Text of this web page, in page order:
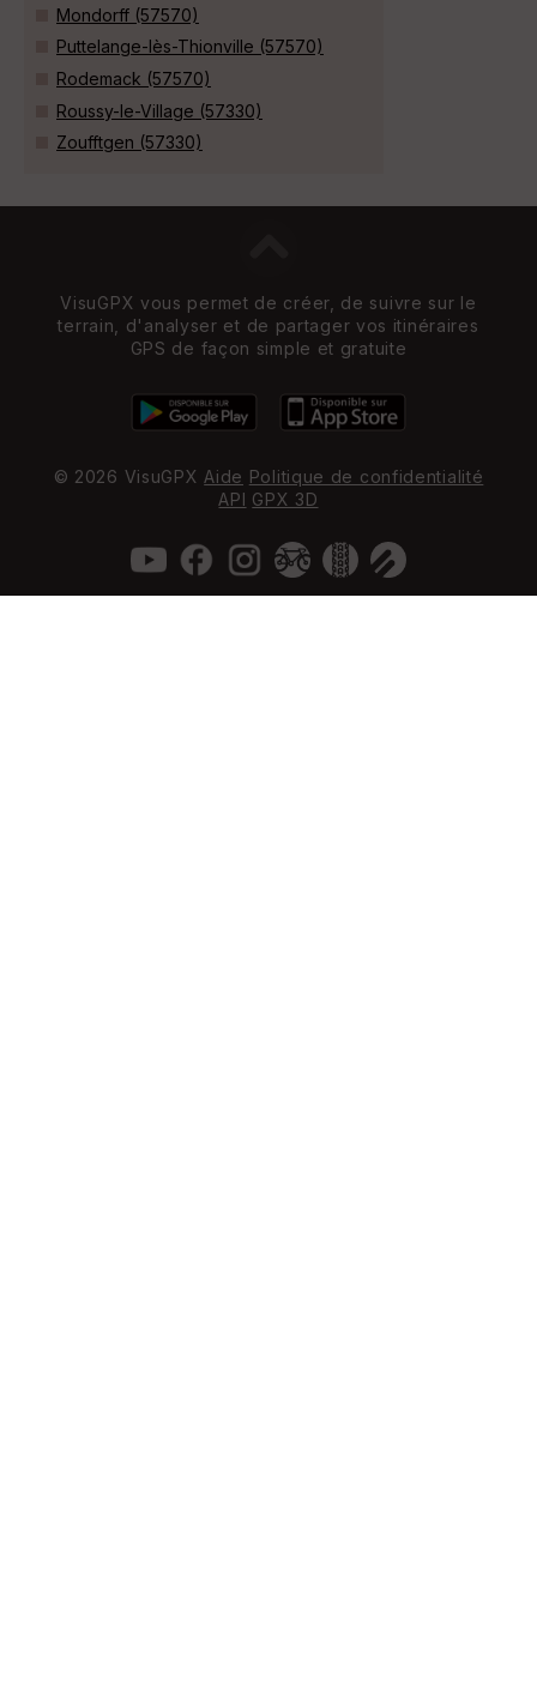
Mondorff (57570)
Puttelange-lès-Thionville (57570)
Rodemack (57570)
Roussy-le-Village (57330)
Zoufftgen (57330)
VisuGPX vous permet de créer, de suivre sur le
terrain, d'analyser et de partager vos itinéraires
GPS de façon simple et gratuite
© 2026 VisuGPX Aide Politique de confidentialité
API GPX 3D